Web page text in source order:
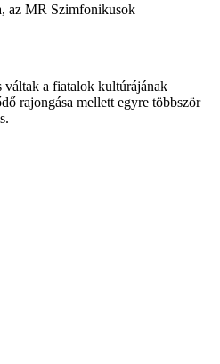
az MR Szimfonikusok
váltak a fiatalok kultúrájának
rajongása mellett egyre többször